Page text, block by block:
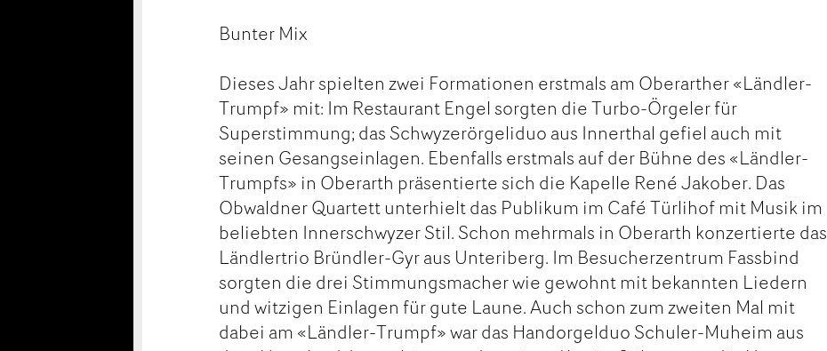
Bunter Mix
Dieses Jahr spielten zwei Formationen erstmals am Oberarther «Ländler-
Trumpf» mit: Im Restaurant Engel sorgten die Turbo-Örgeler für
Superstimmung; das Schwyzerörgeliduo aus Innerthal gefiel auch mit
seinen Gesangseinlagen. Ebenfalls erstmals auf der Bühne des «Ländler-
Trumpfs» in Oberarth präsentierte sich die Kapelle René Jakober. Das
Obwaldner Quartett unterhielt das Publikum im Café Türlihof mit Musik im
beliebten Innerschwyzer Stil. Schon mehrmals in Oberarth konzertierte das
Ländlertrio Bründler-Gyr aus Unteriberg. Im Besucherzentrum Fassbind
sorgten die drei Stimmungsmacher wie gewohnt mit bekannten Liedern
und witzigen Einlagen für gute Laune. Auch schon zum zweiten Mal mit
dabei am «Ländler-Trumpf» war das Handorgelduo Schuler-Muheim aus